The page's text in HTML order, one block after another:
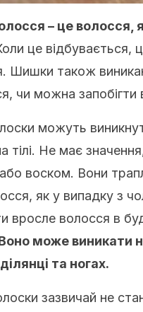
– це волосся,
це відбувається,
Шишки також
чи можна
можуть
тілі. Не має
воском. Вони
як у випадку з
вросле волосся в
може виникати
та ногах.
зазвичай не